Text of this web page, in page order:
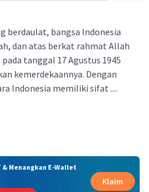
berdaulat, bangsa Indonesia
dan atas berkat rahmat Allah
tanggal 17 Agustus 1945
kemerdekaannya. Dengan
Indonesia memiliki sifat ....
Menangkan E-Wallet
Klaim